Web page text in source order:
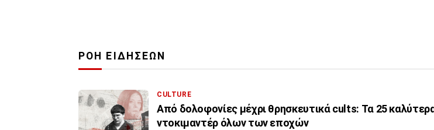
ΡΟΗ ΕΙΔΗΣΕΩΝ
CULTURE
Από δολοφονίες μέχρι θρησκευτικά cults: Τα 25
ντοκιμαντέρ όλων των εποχών